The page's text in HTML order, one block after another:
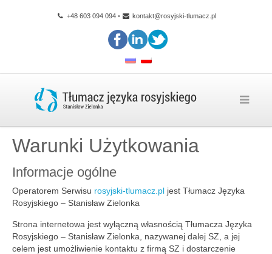
+48 603 094 094• kontakt@rosyjski-tlumacz.pl
Warunki Użytkowania
Informacje ogólne
Operatorem Serwisu rosyjski-tlumacz.pl jest Tłumacz Języka
Rosyjskiego – Stanisław Zielonka
Strona internetowa jest wyłączną własnością Tłumacza Języka
Rosyjskiego – Stanisław Zielonka, nazywanej dalej SZ, a jej
celem jest umożliwienie kontaktu z firmą SZ i dostarczenie